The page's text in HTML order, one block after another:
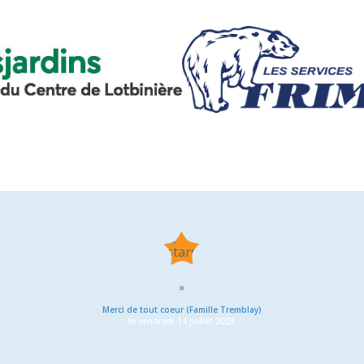
»
Merci de tout coeur (Famille Tremblay)
le vendredi 14 juillet 2023